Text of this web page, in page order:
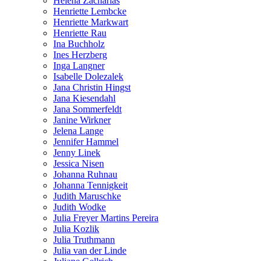
Henriette Lembcke
Henriette Markwart
Henriette Rau
Ina Buchholz
Ines Herzberg
Inga Langner
Isabelle Dolezalek
Jana Christin Hingst
Jana Kiesendahl
Jana Sommerfeldt
Janine Wirkner
Jelena Lange
Jennifer Hammel
Jenny Linek
Jessica Nisen
Johanna Ruhnau
Johanna Tennigkeit
Judith Maruschke
Judith Wodke
Julia Freyer Martins Pereira
Julia Kozlik
Julia Truthmann
Julia van der Linde